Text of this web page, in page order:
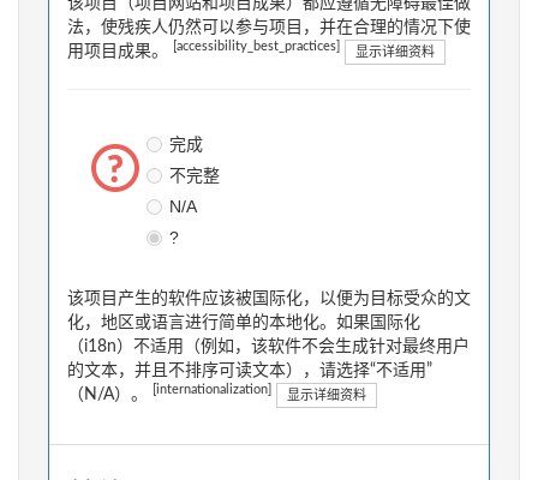
该项目（项目网站和项目成果）都应遵循无障碍最佳做
法，使残疾人仍然可以参与项目，并在合理的情况下使
用项目成果。
[accessibility_best_practices] 显示详细资料
完成
不完整
N/A
?
该项目产生的软件应该被国际化，以便为目标受众的文
化，地区或语言进行简单的本地化。如果国际化
（i18n）不适用（例如，该软件不会生成针对最终用户
的文本，并且不排序可读文本），请选择“不适用”
（N/A）。
[internationalization] 显示详细资料